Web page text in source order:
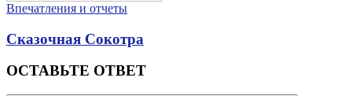
Впечатления и отчеты
Сказочная Сокотра
ОСТАВЬТЕ ОТВЕТ